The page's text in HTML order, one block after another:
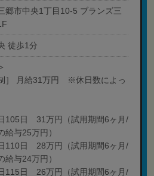
郷市中央1丁目10-5 ブランズ三
徒歩1分
制］ 月給31万円 ※休日数によっ
105日 31万円（試用期間6ヶ月/
給与25万円）
110日 28万円（試用期間6ヶ月/
給与24万円）
115日 26万円（試用期間6ヶ月/